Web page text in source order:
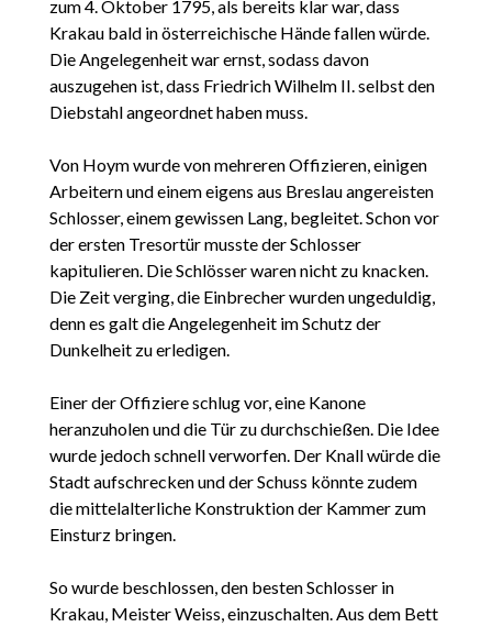
zum 4. Oktober 1795, als bereits klar war, dass
Krakau bald in österreichische Hände fallen würde.
Die Angelegenheit war ernst, sodass davon
auszugehen ist, dass Friedrich Wilhelm II. selbst den
Diebstahl angeordnet haben muss.
Von Hoym wurde von mehreren Offizieren, einigen
Arbeitern und einem eigens aus Breslau angereisten
Schlosser, einem gewissen Lang, begleitet. Schon vor
der ersten Tresortür musste der Schlosser
kapitulieren. Die Schlösser waren nicht zu knacken.
Die Zeit verging, die Einbrecher wurden ungeduldig,
denn es galt die Angelegenheit im Schutz der
Dunkelheit zu erledigen.
Einer der Offiziere schlug vor, eine Kanone
heranzuholen und die Tür zu durchschießen. Die Idee
wurde jedoch schnell verworfen. Der Knall würde die
Stadt aufschrecken und der Schuss könnte zudem
die mittelalterliche Konstruktion der Kammer zum
Einsturz bringen.
So wurde beschlossen, den besten Schlosser in
Krakau, Meister Weiss, einzuschalten. Aus dem Bett